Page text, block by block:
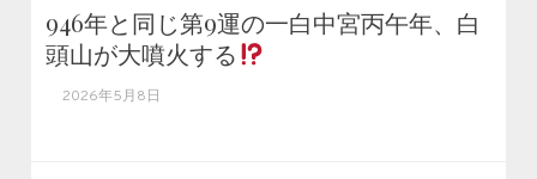
946年と同じ第9運の一白中宮丙午年、白
頭山が大噴火する
2026年5月8日